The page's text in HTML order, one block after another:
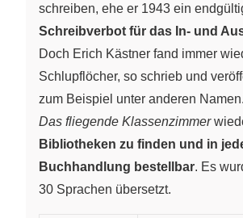
schreiben, ehe er 1943 ein
Schreibverbot für das In- und
Doch Erich Kästner fand immer
Schlupflöcher, so schrieb und
zum Beispiel unter anderen
Das fliegende Klassenzimmer
Bibliotheken zu finden und in
Buchhandlung bestellbar. Es
30 Sprachen übersetzt.